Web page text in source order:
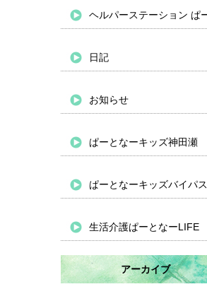
日記
お知らせ
ぱーとなーキッズ神田瀬
ぱーとなーキッズバイパス
生活介護ぱーとなーLIFE
アーカイブ